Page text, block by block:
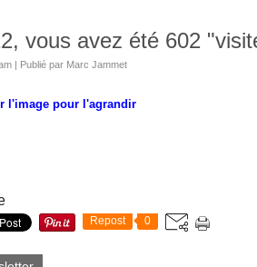
vous avez été 602
| Publié par Marc Jammet
l'image pour l'agrandir
Repost 0